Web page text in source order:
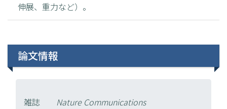
伸展、重力など）。
論文情報
雑誌
Nature Communications